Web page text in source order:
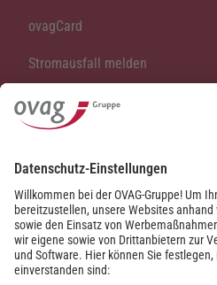
ovagCard
Stromausfall melden
Vertrag kündigen
Kontakt